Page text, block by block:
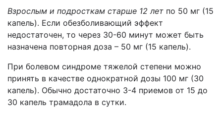
Взрослым и подросткам старше 12 лет по 50 мг (15
капель). Если обезболивающий эффект
недостаточен, то через 30-60 минут может быть
назначена повторная доза – 50 мг (15 капель).
При болевом синдроме тяжелой степени можно
принять в качестве однократной дозы 100 мг (30
капель). Обычно достаточно 3-4 приемов от 15 до
30 капель трамадола в сутки.